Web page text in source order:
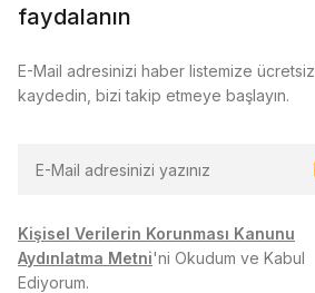
faydalanın
E-Mail adresinizi haber listemize ücretsiz
kaydedin, bizi takip etmeye başlayın.
Kişisel Verilerin Korunması Kanunu
Aydınlatma Metni'ni Okudum ve Kabul
Ediyorum.